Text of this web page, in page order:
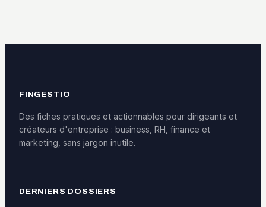
oubliées
FINGESTIO
Des fiches pratiques et actionnables pour dirigeants et
créateurs d'entreprise : business, RH, finance et
marketing, sans jargon inutile.
DERNIERS DOSSIERS